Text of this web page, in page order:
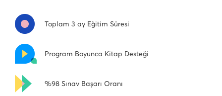
Toplam 3 ay Eğitim Süresi
Program Boyunca Kitap Desteği
%98 Sınav Başarı Oranı